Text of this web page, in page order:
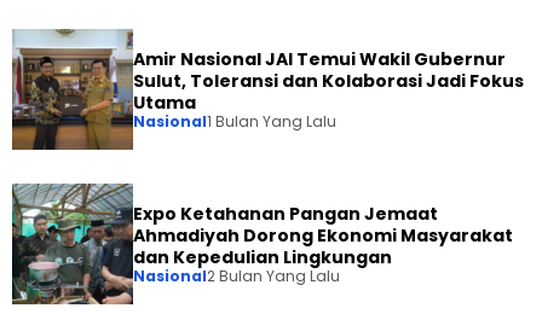
Amir Nasional JAI Temui Wakil Gubernur
Sulut, Toleransi dan Kolaborasi Jadi Fokus
Utama
Nasional1 Bulan Yang Lalu
Expo Ketahanan Pangan Jemaat
Ahmadiyah Dorong Ekonomi Masyarakat
dan Kepedulian Lingkungan
Nasional2 Bulan Yang Lalu